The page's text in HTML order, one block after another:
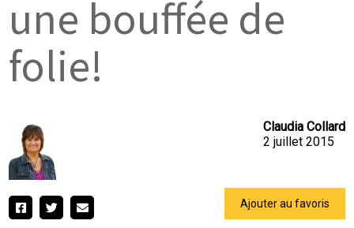
une bouffée de
folie!
Claudia Collard
2 juillet 2015
Ajouter au favoris